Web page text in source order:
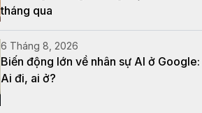
tháng qua
6 Tháng 8, 2026
Biến động lớn về nhân sự AI ở Google:
Ai đi, ai ở?